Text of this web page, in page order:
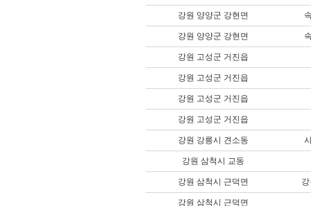
강원 양양군 강현면
강원 양양군 강현면
강원 고성군 거진읍
강원 고성군 거진읍
강원 고성군 거진읍
강원 고성군 거진읍
강원 강릉시 견소동
강원 삼척시 교동
강원 삼척시 근덕면
강원 삼척시 근덕면